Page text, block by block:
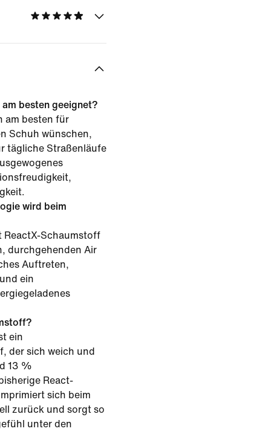
am besten geeignet?
am besten für
Schuh wünschen,
tägliche Straßenläufe
wird beim
ReactX-Schaumstoff
durchgehenden Air
Auftreten,
ein
ein
der sich weich und
13 %
React-
sich beim
zurück und sorgt so
unter den